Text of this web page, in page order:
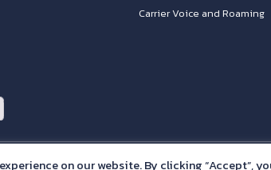
Carrier Voice and Roaming
- P.O.Box 14on our website. By clicking “Accept”,